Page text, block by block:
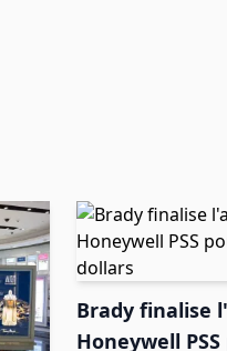
Brady finalise
Honeywell